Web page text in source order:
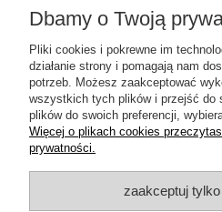
wysyłki Gratis
Pomoc
Dbamy o Twoją
Pliki cookies i pokrewne im
działanie strony i pomagają nam
potrzeb. Możesz zaakceptować
wszystkich tych plików i przejść do
plików do swoich preferencji,
Więcej o plikach cookies
prywatności.
zaakceptuj